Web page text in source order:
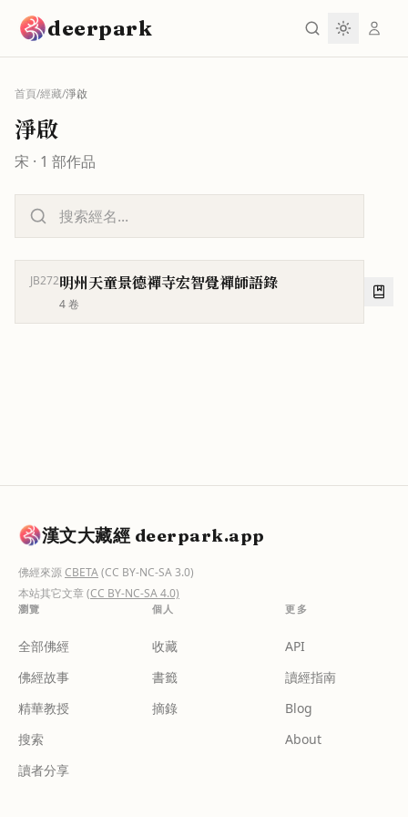
deerpark
首頁/經藏/淨啟
淨啟
宋 · 1 部作品
JB272明州天童景德禪寺宏智覺禪師語錄
4卷
漢文大藏經 deerpark.app
佛經來源CBETA(CC BY-NC-SA 3.0)
本站其它文章(CC BY-NC-SA 4.0)
瀏覽
全部佛經
佛經故事
精華教授
搜索
讀者分享
個人
收藏
書籤
摘錄
更多
API
讀經指南
Blog
About